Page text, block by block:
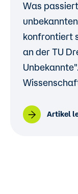
Was
konfrontiert
an der TU
Artikel